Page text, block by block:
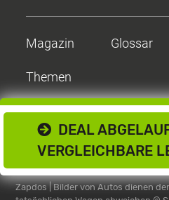
DEAL
VERGLEICHBARE
Magazin Glossar
Themen
Zapdos | Bilder von Autos dienen